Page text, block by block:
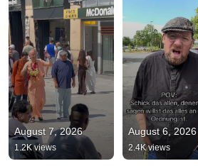
August 7, 2026
1.2K views
August 6, 2026
2.4K views